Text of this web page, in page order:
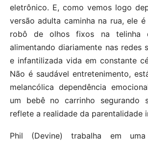
eletrônico. E, como vemos logo
versão adulta caminha na rua, ele é
robô de olhos fixos na telinha
alimentando diariamente nas redes
e infantilizada vida em constante
Não é saudável entretenimento,
melancólica dependência
um bebê no carrinho segurando
reflete a realidade da parentalidade
Phil (Devine) trabalha em